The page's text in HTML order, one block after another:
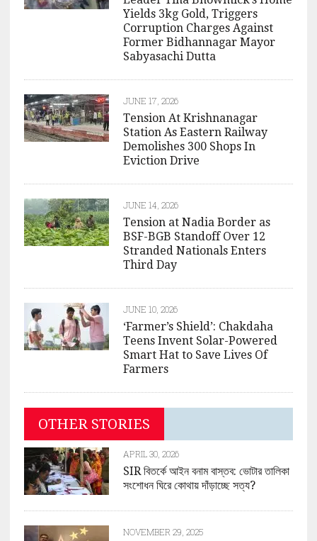
Yields 3kg Gold, Triggers
Corruption Charges Against
Former Bidhannagar Mayor
Sabyasachi Dutta
JUNE 17, 2026
Tension At Krishnanagar
Station As Eastern Railway
Demolishes 300 Shops In
Eviction Drive
JUNE 14, 2026
Tension at Nadia Border as
BSF-BGB Standoff Over 12
Stranded Nationals Enters
Third Day
JUNE 10, 2026
‘Farmer’s Shield’: Chakdaha
Teens Invent Solar-Powered
Smart Hat to Save Lives Of
Farmers
OTHER STORIES
APRIL 30, 2026
SIR বিতর্কে আইন বনাম বাস্তব: ভোটার তালিকা
সংশোধন ঘিরে কোথায় দাঁড়াচ্ছে সত্য?
NOVEMBER 29, 2025